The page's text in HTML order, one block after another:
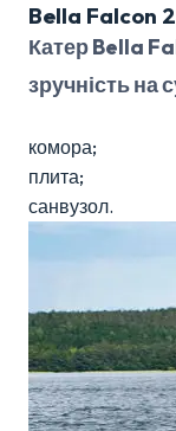
Bella Falcon
Катер Bella
зручність на
комора;
плита;
санвузол.